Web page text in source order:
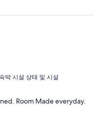
박 시설 상태 및 시설
Room Made everyday.